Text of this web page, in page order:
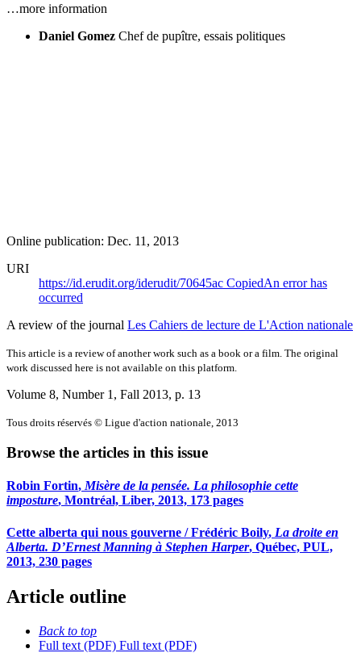
…more information
Daniel Gomez Chef de pupître, essais politiques
Online publication: Dec. 11, 2013
URI
https://id.erudit.org/iderudit/70645ac CopiedAn error has
occurred
A review of the journal Les Cahiers de lecture de L'Action nationale
This article is a review of another work such as a book or a film. The original
work discussed here is not available on this platform.
Volume 8, Number 1, Fall 2013, p. 13
Tous droits réservés © Ligue d'action nationale, 2013
Browse the articles in this issue
Robin Fortin,Misère de la pensée. La philosophie cette
imposture, Montréal, Liber, 2013, 173 pages
Cette alberta qui nous gouverne /Frédéric Boily, La droite en
Alberta. D’Ernest Manning à Stephen Harper, Québec, PUL,
2013, 230 pages
Article outline
Back to top
Full text (PDF) Full text (PDF)